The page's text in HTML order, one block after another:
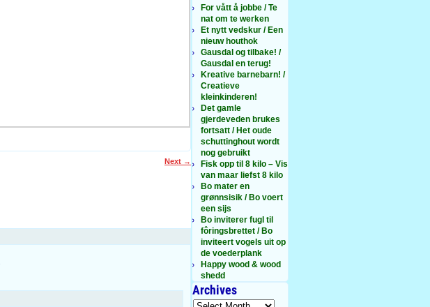
Next →
For vått å jobbe / Te
nat om te werken
Et nytt vedskur / Een
nieuw houthok
Gausdal og tilbake! /
Gausdal en terug!
Kreative barnebarn! /
Creatieve
kleinkinderen!
Det gamle
gjerdeveden brukes
fortsatt / Het oude
schuttinghout wordt
nog gebruikt
Fisk opp til 8 kilo – Vis
van maar liefst 8 kilo
Bo mater en
grønnsisik / Bo voert
een sijs
Bo inviterer fugl til
fôringsbrettet / Bo
inviteert vogels uit op
de voederplank
Happy wood & wood
shedd
Archives